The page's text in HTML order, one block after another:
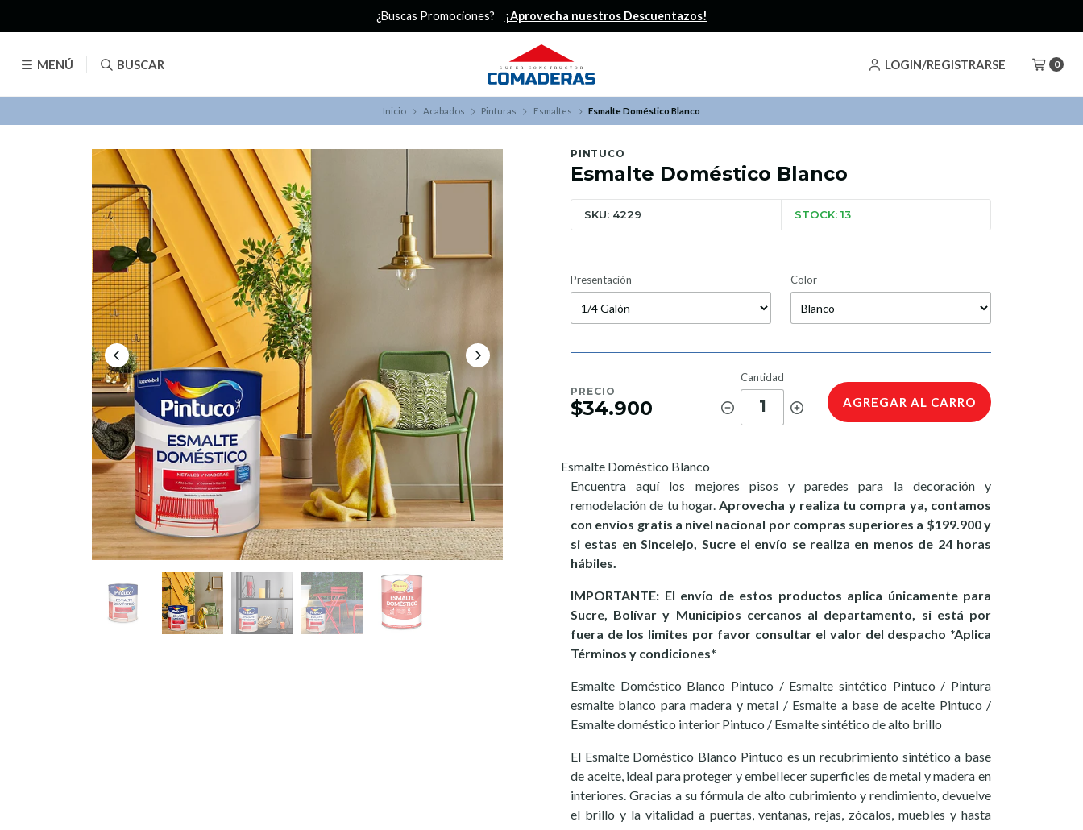
MENÚ BUSCAR LOGIN/REGISTRARSE 0
¿Buscas Promociones? ¡Aprovecha nuestros Descuentazos!
Inicio Acabados Pinturas Esmaltes Esmalte Doméstico Blanco
PINTUCO
Esmalte Doméstico Blanco
SKU: 4229 STOCK: 13
Presentación Color
PRECIO
$34.900
Cantidad
1 AGREGAR AL CARRO
Esmalte Doméstico Blanco
Encuentra aquí los mejores pisos y paredes para la decoración y
remodelación de tu hogar.Aprovecha y realiza tu compra ya, contamos
con envíos gratis a nivel nacional por compras superiores a $199.900 y
si estas en Sincelejo, Sucre el envío se realiza en menos de 24 horas
hábiles.
IMPORTANTE: El envío de estos productos aplica únicamente para
Sucre, Bolívar y Municipios cercanos al departamento, si está por
fuera de los limites por favor consultar el valor del despacho *Aplica
Términos y condiciones*
Esmalte Doméstico Blanco Pintuco / Esmalte sintético Pintuco / Pintura
esmalte blanco para madera y metal / Esmalte a base de aceite Pintuco /
Esmalte doméstico interior Pintuco / Esmalte sintético de alto brillo
El Esmalte Doméstico Blanco Pintuco es un recubrimiento sintético a base
de aceite, ideal para proteger y embellecer superficies de metal y madera en
interiores. Gracias a su fórmula de alto cubrimiento y rendimiento, devuelve
el brillo y la vitalidad a puertas, ventanas, rejas, zócalos, muebles y hasta